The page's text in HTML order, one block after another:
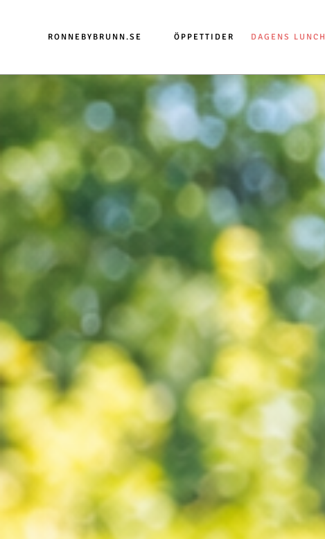
RONNEBYBRUNN.SE ÖPPETTIDER DAGENS LUNCH